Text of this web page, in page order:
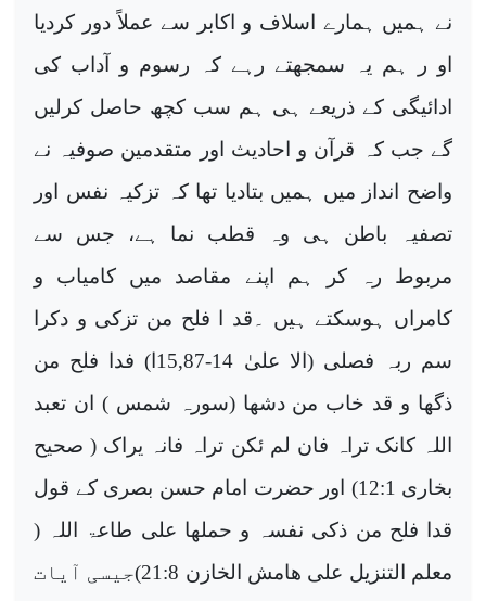
نے ہمیں ہمارے اسلاف و اکابر سے عملاً دور کردیا
او ر ہم یہ سمجھتے رہے کہ رسوم و آداب کی
ادائیگی کے ذریعے ہی ہم سب کچھ حاصل کرلیں
گے جب کہ قرآن و احادیث اور متقدمین صوفیہ نے
واضح انداز میں ہمیں بتادیا تھا کہ تزکیہ نفس اور
تصفیہ باطن ہی وہ قطب نما ہے، جس سے
مربوط رہ کر ہم اپنے مقاصد میں کامیاب و
کامراں ہوسکتے ہیں ۔قد ا فلح من تزکی و دکرا
سم ربہ فصلی (الا علیٰ 14-15,87ا) فدا فلح من
ذگھا و قد خاب من دشھا (سورہ شمس ) ان تعبد
اللہ کانک تراہ فان لم ئکن تراہ فانہ یراک ( صحیح
بخاری 12:1) اور حضرت امام حسن بصری کے قول
قدا فلح من ذکی نفسہ و حملھا علی طاعۃ اللہ (
معلم التنزیل علی ھامش الخازن 21:8)جیسی آیات